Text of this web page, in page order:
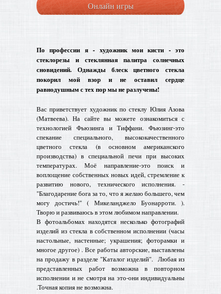
Онлайн игры
По профессии я - художник мои кисти - это
стеклорезы и стеклянная палитра солнечных
сновидений. Однажды блеск цветного стекла
покорил мой взор и не оставил сердце
равнодушным с тех пор мы не разлучены!
Вас приветствует художник по стеклу Юлия Азова
(Матвеева). На сайте вы можете ознакомиться с
технологией Фьюзинга и Тиффани. Фьюзинг-это
спекание специального, высококачественного
цветного стекла (в основном американского
производства) в специальной печи при высоких
температурах. Моё направление-это поиск и
воплощение собственных новых идей, стремление к
развитию нового, технического исполнения. -
"Благодарение бога за то, что я желаю большего, чем
могу достичь!" ( Микеланджело Буонарроти. ).
Творю и развиваюсь в этом любимом направлении.
В фотоальбомах находятся несколько фотографий
изделий из стекла в собственном исполнении (часы
настольные, настенные; украшения; фоторамки и
многое другое) . Все работы авторские, выставлены
на продажу в разделе "Каталог изделий". Любая из
представленных работ возможна в повторном
исполнении и не смотря на это-они индивидуальны
.Точная копия не возможна.